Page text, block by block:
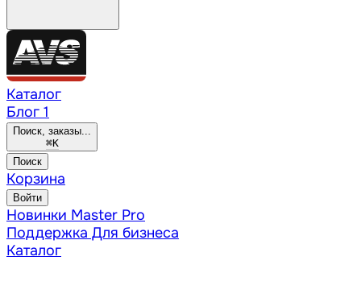
Каталог
Блог 1
Поиск, заказы...
⌘K
Поиск
Корзина
Войти
Новинки Master Pro
Поддержка Для бизнеса
Каталог